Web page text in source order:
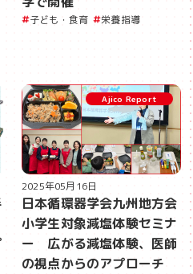
子ども・食育 栄養指導
Ajico Report
2025年05月16日
日本循環器学会九州地方会
小学生対象減塩体験セミナ
ー 広がる減塩体験、医師
の視点からのアプローチ